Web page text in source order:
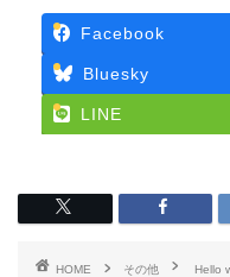
Facebook
Bluesky
LINE
HOME その他 Hello